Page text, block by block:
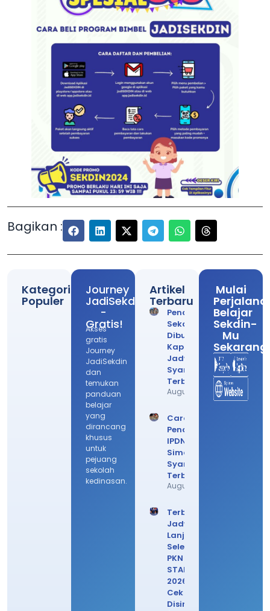
Bagikan :
Kategori
Populer
Journey
JadiSekdin
-
Gratis!
Akses
gratis
Journey
JadiSekdin
dan
temukan
panduan
belajar
yang
dirancang
khusus
untuk
pejuang
sekolah
kedinasan.
Artikel
Terbaru
Pendaftaran
Sekdin
Dibuka
Kapan? Cek
Jadwal
Syarat
Terbarunya
August 4, 2026
Cara Daftar
Pendaftaran
IPDN 2026,
Simak
Syarat
Terbarunya
August 3, 2026
Terbaru!
Jadwal
Lanjutan
Seleksi
PKN
STAN
2026,
Cek
Disini
Mulai
Belajar
Sekdin-
Mu
Sekarang